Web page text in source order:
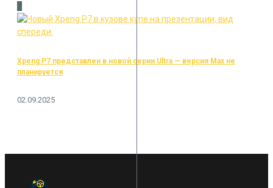
6
Xpeng P7 представлен в новой серии Ultra — версия Max не
планируется
02.09.2025